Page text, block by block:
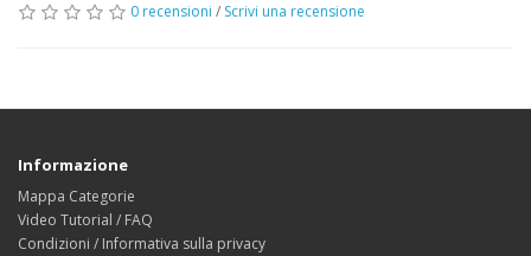
0 recensioni / Scrivi una recensione
Informazione
Mappa Categorie
Video Tutorial / FAQ
Condizioni / Informativa sulla privacy